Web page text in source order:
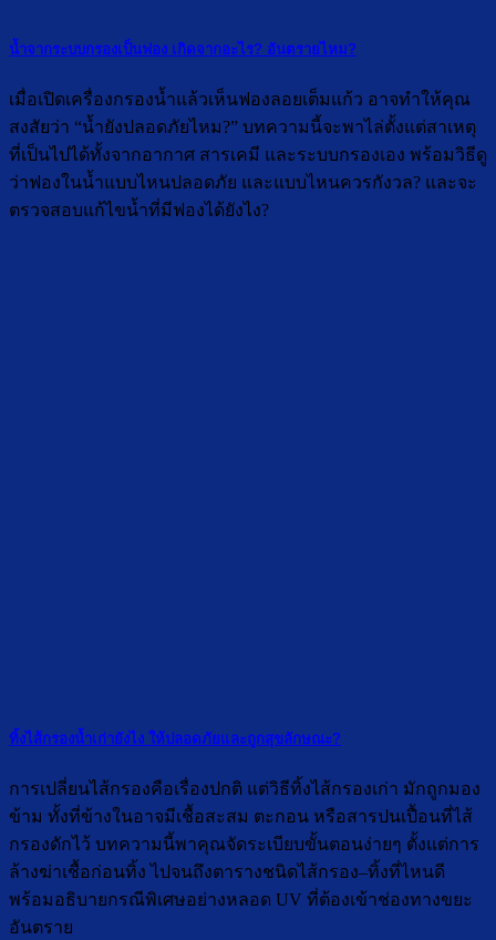
น้ำจากระบบกรองเป็นฟอง เกิดจากอะไร? อันตรายไหม?
เมื่อเปิดเครื่องกรองน้ำแล้วเห็นฟองลอยเต็มแก้ว อาจทำให้คุณ
สงสัยว่า “น้ำยังปลอดภัยไหม?” บทความนี้จะพาไล่ตั้งแต่สาเหตุ
ที่เป็นไปได้ทั้งจากอากาศ สารเคมี และระบบกรองเอง พร้อมวิธีดู
ว่าฟองในน้ำแบบไหนปลอดภัย และแบบไหนควรกังวล? และจะ
ตรวจสอบแก้ไขน้ำที่มีฟองได้ยังไง?
ทิ้งไส้กรองน้ำเก่ายังไง ให้ปลอดภัยและถูกสุขลักษณะ?
การเปลี่ยนไส้กรองคือเรื่องปกติ แต่วิธีทิ้งไส้กรองเก่า มักถูกมอง
ข้าม ทั้งที่ข้างในอาจมีเชื้อสะสม ตะกอน หรือสารปนเปื้อนที่ไส้
กรองดักไว้ บทความนี้พาคุณจัดระเบียบขั้นตอนง่ายๆ ตั้งแต่การ
ล้างฆ่าเชื้อก่อนทิ้ง ไปจนถึงตารางชนิดไส้กรอง–ทิ้งที่ไหนดี
พร้อมอธิบายกรณีพิเศษอย่างหลอด UV ที่ต้องเข้าช่องทางขยะ
อันตราย